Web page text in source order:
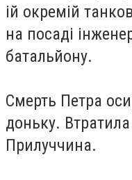
ій окремій
на посаді
батальйону.
Смерть Петра
доньку.
Прилуччина.